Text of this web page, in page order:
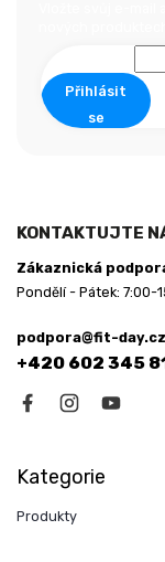
Přihlásit
se
KONTAKTUJTE
Zákaznická
Pondělí - Pátek: 7:00-
podpora@fit-day.cz
+420 602 345
Kategorie
Produkty